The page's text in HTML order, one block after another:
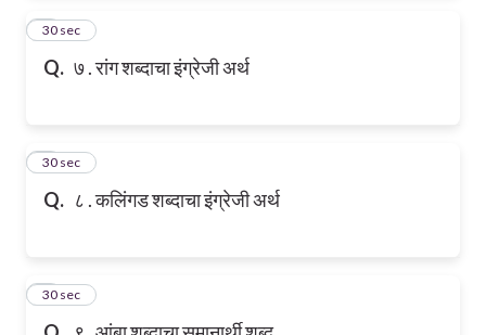
Q. ७ . रांग शब्दाचा इंग्रेजी अर्थ
7
30 sec
Q. ८ . कलिंगड शब्दाचा इंग्रेजी अर्थ
8
30 sec
9
30 sec